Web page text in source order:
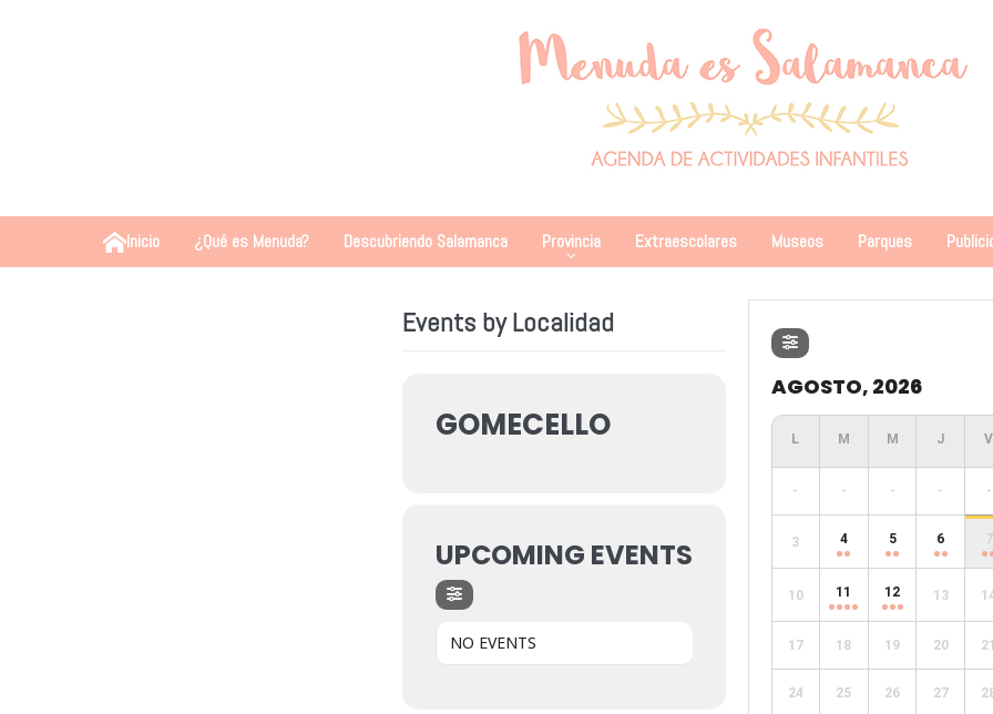
Inicio ¿Qué es Menuda? Descubriendo Salamanca Provincia Extraescolares Museos Parques
Events by Localidad
GOMECELLO
UPCOMING EVENTS
NO EVENTS
AGOSTO, 2026
- - - - -
3 4 5 6 7
10 11 12 13
17 18 19 20 21
24 25 26 27